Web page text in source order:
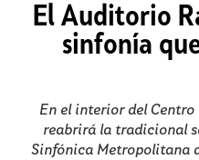
El Auditorio
sinfonía
En el interior del Centro
reabrirá la tradicional
Sinfónica Metropolitana